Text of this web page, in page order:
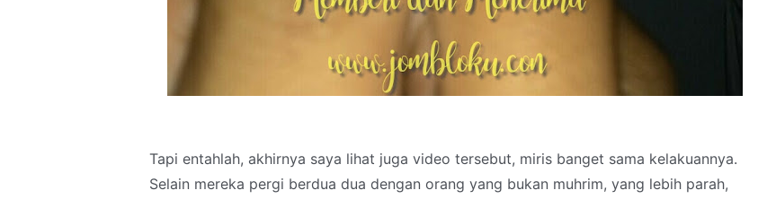
Tapi entahlah, akhirnya saya lihat juga video tersebut, miris banget sama kelakuannya.
Selain mereka pergi berdua dua dengan orang yang bukan muhrim, yang lebih parah,